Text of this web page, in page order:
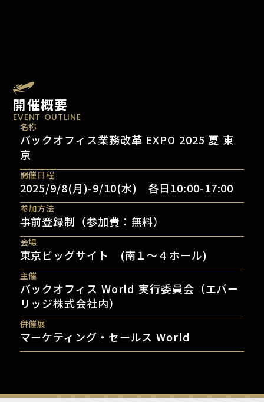
開催概要
EVENT OUTLINE
名称
バックオフィス業務改革 EXPO 2025 夏 東
京
開催日程
2025/9/8(月)-9/10(水) 各日10:00-17:00
参加方法
事前登録制（参加費：無料）
会場
東京ビッグサイト (南１〜４ホール)
主催
バックオフィス World 実行委員会（エバー
リッジ株式会社内）
併催展
マーケティング・セールス World